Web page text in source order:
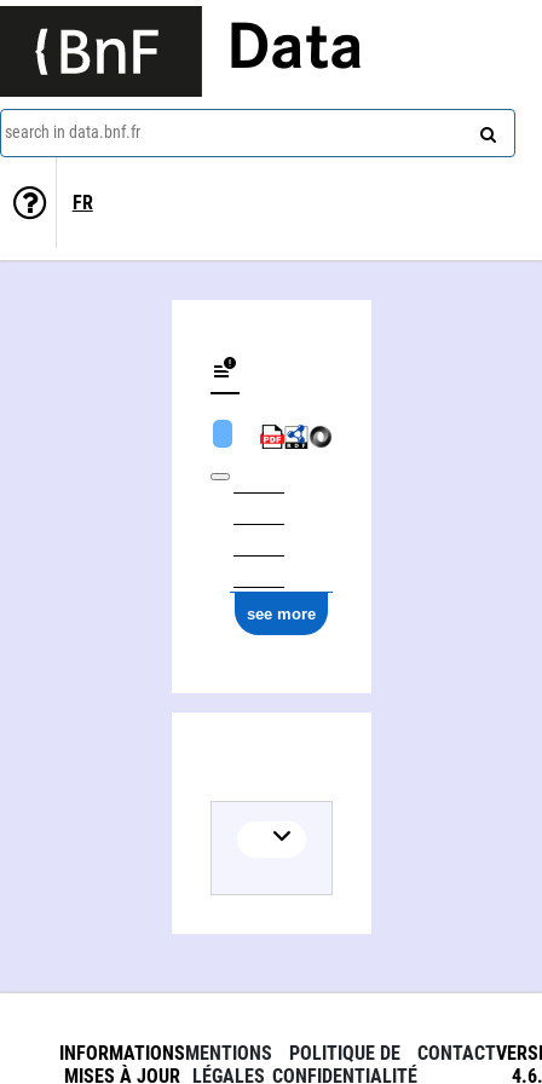
Data
search in data.bnf.fr
FR
see more
INFORMATIONS
MISES À JOUR
MENTIONS
LÉGALES
POLITIQUE DE
CONFIDENTIALITÉ
CONTACT